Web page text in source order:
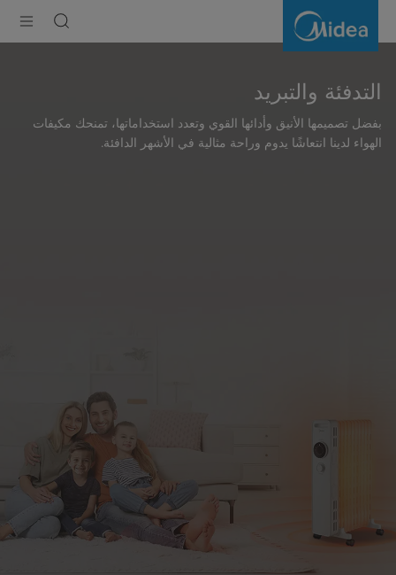
التدفئة والتبريد
بفضل تصميمها الأنيق وأدائها القوي وتعدد استخداماتها، تمنحك مكيفات
الهواء لدينا انتعاشًا يدوم وراحة مثالية في الأشهر الدافئة.